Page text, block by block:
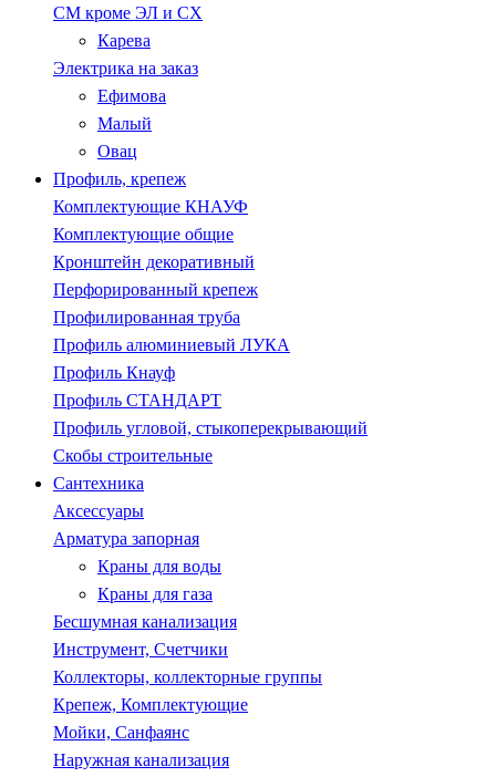
СМ кроме ЭЛ и СХ
Карева
Электрика на заказ
Ефимова
Малый
Овац
Профиль, крепеж
Комплектующие КНАУФ
Комплектующие общие
Кронштейн декоративный
Перфорированный крепеж
Профилированная труба
Профиль алюминиевый ЛУКА
Профиль Кнауф
Профиль СТАНДАРТ
Профиль угловой, стыкоперекрывающий
Скобы строительные
Сантехника
Аксессуары
Арматура запорная
Краны для воды
Краны для газа
Бесшумная канализация
Инструмент, Счетчики
Коллекторы, коллекторные группы
Крепеж, Комплектующие
Мойки, Санфаянс
Наружная канализация